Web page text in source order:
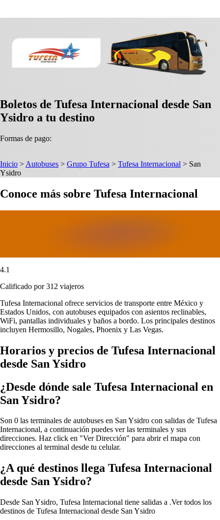
Boletos de Tufesa Internacional desde San
Ysidro a tu destino
Formas de pago:
Inicio > Autobuses > Grupo Tufesa > Tufesa Internacional > San
Ysidro
Conoce más sobre Tufesa Internacional
4.1
Calificado por 312 viajeros
Tufesa Internacional ofrece servicios de transporte entre México y
Estados Unidos, con autobuses equipados con asientos reclinables,
WiFi, pantallas individuales y baños a bordo. Los principales destinos
incluyen Hermosillo, Nogales, Phoenix y Las Vegas.
Horarios y precios de Tufesa Internacional
desde San Ysidro
¿Desde dónde sale Tufesa Internacional en
San Ysidro?
Son 0 las terminales de autobuses en San Ysidro con salidas de Tufesa
Internacional, a continuación puedes ver las terminales y sus
direcciones. Haz click en "Ver Dirección" para abrir el mapa con
direcciones al terminal desde tu celular.
¿A qué destinos llega Tufesa Internacional
desde San Ysidro?
Desde San Ysidro, Tufesa Internacional tiene salidas a .Ver todos los
destinos de Tufesa Internacional desde San Ysidro